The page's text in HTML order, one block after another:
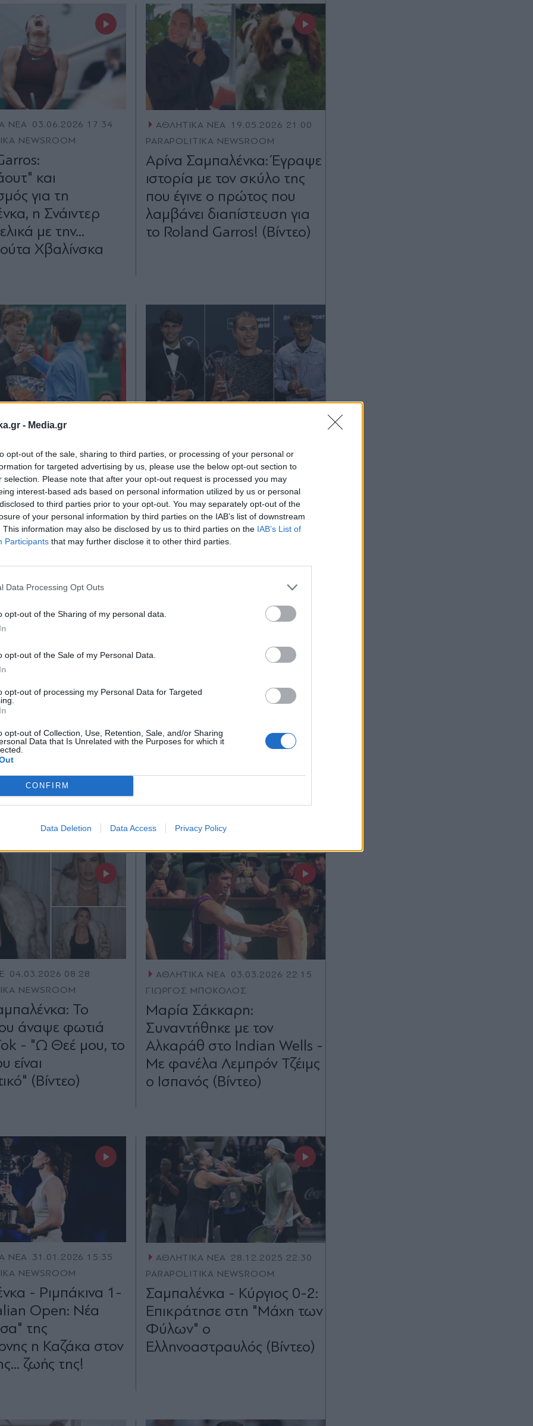
- Media.gr
opt-out of the sale, sharing to third parties, or processing of your personal or
for targeted advertising by us, please use the below opt-out section to
selection. Please note that after your opt-out request is processed you may
interest-based ads based on personal information utilized by us or personal
to third parties prior to your opt-out. You may separately opt-out of the
of your personal information by third parties on the IAB’s list of downstream
This information may also be disclosed by us to third parties on the IAB’s List of
Participants that may further disclose it to other third parties.
Data Processing Opt Outs
opt-out of the Sharing of my personal data.
opt-out of the Sale of my Personal Data.
opt-out of processing my Personal Data for Targeted
opt-out of Collection, Use, Retention, Sale, and/or Sharing
Data that Is Unrelated with the Purposes for which it
CONFIRM
Data Deletion Data Access Privacy Policy
ΝΕΑ 03.06.2026 17:34
NEWSROOM
και
για τη
η Σνάιντερ
με την...
Χβαλίνσκα
ΑΘΛΗΤΙΚΑ ΝΕΑ 19.05.2026 21:00
PARAPOLITIKA NEWSROOM
Αρίνα Σαμπαλένκα: Έγραψε
ιστορία με τον σκύλο της
που έγινε ο πρώτος που
λαμβάνει διαπίστευση για
το Roland Garros! (Βίντεο)
ΝΕΑ
04.05.2026 19:41
οι σταρ της
με το Roland
δικαιότερη
των τεράστιων
Βραβεία "Laureus":
Αλκαράθ, Σαμπαλένκα,
Γιαμάλ και Παρί Σεν Ζερμέν
στους νικητές (Εικόνες)
06.03.2026 11:32
NEWSROOM
Το
των 750.000
που της χάρισε ο
Φραγκούλης - Το
που εντυπωσίασε
ΑΘΛΗΤΙΚΑ ΝΕΑ
05.03.2026 23:07
PARAPOLITIKA NEWSROOM
Ο ενθουσιασμός του
Τζόκοβιτς για το μονόπετρο
(Βίντεο)
04.03.2026 08:28
NEWSROOM
Το
άναψε φωτιά
- "Ω Θεέ μου, το
είναι
(Βίντεο)
ΑΘΛΗΤΙΚΑ ΝΕΑ 03.03.2026 22:15
ΓΙΩΡΓΟΣ ΜΠΟΚΟΛΟΣ
Μαρία Σάκκαρη:
Συναντήθηκε με τον
Αλκαράθ στο Indian Wells -
Με φανέλα Λεμπρόν Τζέιμς
ο Ισπανός (Βίντεο)
ΝΕΑ 31.01.2026 15:35
NEWSROOM
- Ριμπάκινα 1-
Open: Νέα
της
η Καζάκα στον
ζωής της!
ΑΘΛΗΤΙΚΑ ΝΕΑ 28.12.2025 22:30
PARAPOLITIKA NEWSROOM
Σαμπαλένκα - Κύργιος 0-2:
Επικράτησε στη "Μάχη των
Φύλων" ο
Ελληνοαστραυλός (Βίντεο)
newsletter
Αποδέχομαι τουςόρους χρήσης